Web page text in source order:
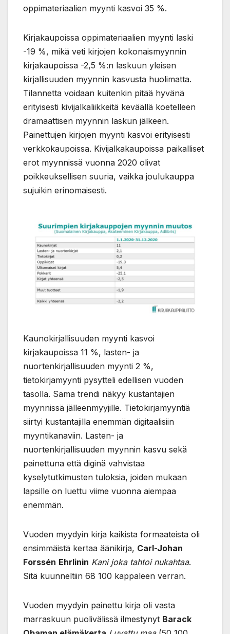
oppimateriaalien myynti kasvoi 35 %.
Kirjakaupoissa oppimateriaalien myynti laski
-19 %, mikä veti kirjojen kokonaismyynnin
kirjakaupoissa -2,5 %:n laskuun yleisen
kirjallisuuden myynnin kasvusta huolimatta.
Tilannetta voidaan kuitenkin pitää hyvänä
erityisesti kivijalkaliikkeitä keväällä koetelleen
dramaattisen myynnin laskun jälkeen.
Painettujen kirjojen myynti kasvoi erityisesti
verkkokaupoissa. Kivijalkakaupoissa paikalliset
erot myynnissä vuonna 2020 olivat
poikkeuksellisen suuria, vaikka joulukauppa
sujuikin erinomaisesti.
Kaunokirjallisuuden myynti kasvoi
kirjakaupoissa 11 %, lasten- ja
nuortenkirjallisuuden myynti 2 %,
tietokirjamyynti pysytteli edellisen vuoden
tasolla. Sama trendi näkyy kustantajien
myynnissä jälleenmyyjille. Tietokirjamyyntiä
siirtyi kustantajilla enemmän digitaalisiin
myyntikanaviin. Lasten- ja
nuortenkirjallisuuden myynnin kasvu sekä
painettuna että diginä vahvistaa
kyselytutkimusten tuloksia, joiden mukaan
lapsille on luettu viime vuonna aiempaa
enemmän.
Vuoden myydyin kirja kaikista formaateista oli
ensimmäistä kertaa äänikirja, Carl-Johan
Forssén Ehrlinin Kani joka tahtoi nukahtaa.
Sitä kuunneltiin 68 100 kappaleen verran.
Vuoden myydyin painettu kirja oli vasta
marraskuun puolivälissä ilmestynyt Barack